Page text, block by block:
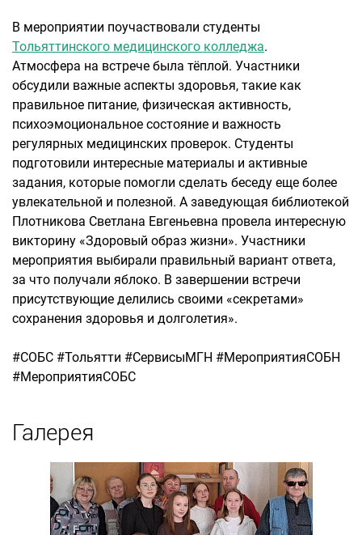
В мероприятии поучаствовали студенты
Тольяттинского медицинского колледжа.
Атмосфера на встрече была тёплой. Участники
обсудили важные аспекты здоровья, такие как
правильное питание, физическая активность,
психоэмоциональное состояние и важность
регулярных медицинских проверок. Студенты
подготовили интересные материалы и активные
задания, которые помогли сделать беседу еще более
увлекательной и полезной. А заведующая библиотекой
Плотникова Светлана Евгеньевна провела интересную
викторину «Здоровый образ жизни». Участники
мероприятия выбирали правильный вариант ответа,
за что получали яблоко. В завершении встречи
присутствующие делились своими «секретами»
сохранения здоровья и долголетия».
#СОБС #Тольятти #СервисыМГН #МероприятияСОБН
#МероприятияСОБС
Галерея